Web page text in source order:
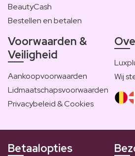
BeautyCash
Bestellen en betalen
Voorwaarden &
Veiligheid
Aankoopvoorwaarden
Lidmaatschapsvoorwaarden
Privacybeleid & Cookies
Wij
Betaalopties